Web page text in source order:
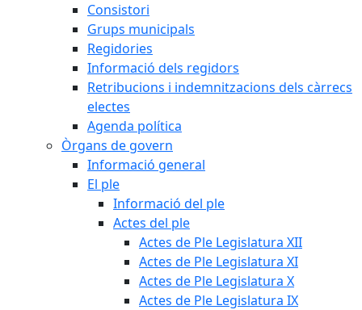
Consistori
Grups municipals
Regidories
Informació dels regidors
Retribucions i indemnitzacions dels càrrecs
electes
Agenda política
Òrgans de govern
Informació general
El ple
Informació del ple
Actes del ple
Actes de Ple Legislatura XII
Actes de Ple Legislatura XI
Actes de Ple Legislatura X
Actes de Ple Legislatura IX